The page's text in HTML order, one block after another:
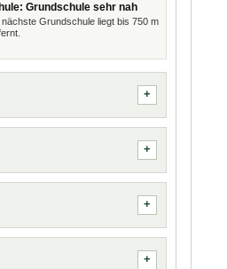
Grundschule sehr nah
nächste Grundschule liegt bis 750 m